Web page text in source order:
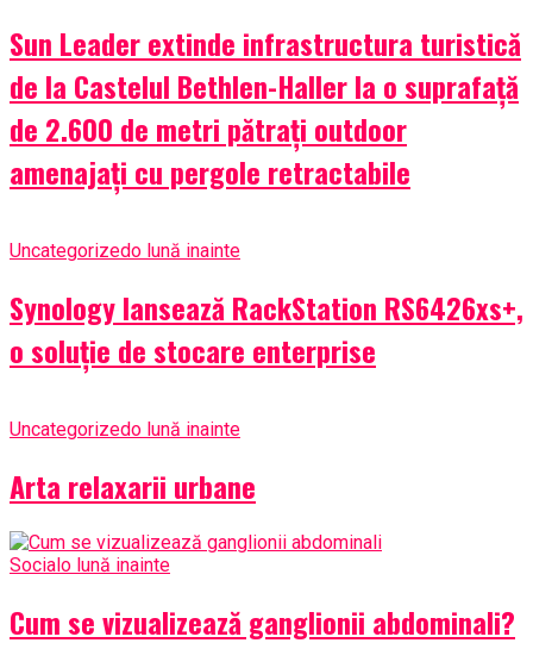
Sun Leader extinde infrastructura turistică
de la Castelul Bethlen-Haller la o suprafață
de 2.600 de metri pătrați outdoor
amenajați cu pergole retractabile
Uncategorizedo lună inainte
Synology lansează RackStation RS6426xs+,
o soluție de stocare enterprise
Uncategorizedo lună inainte
Arta relaxarii urbane
Socialo lună inainte
Cum se vizualizează ganglionii abdominali?